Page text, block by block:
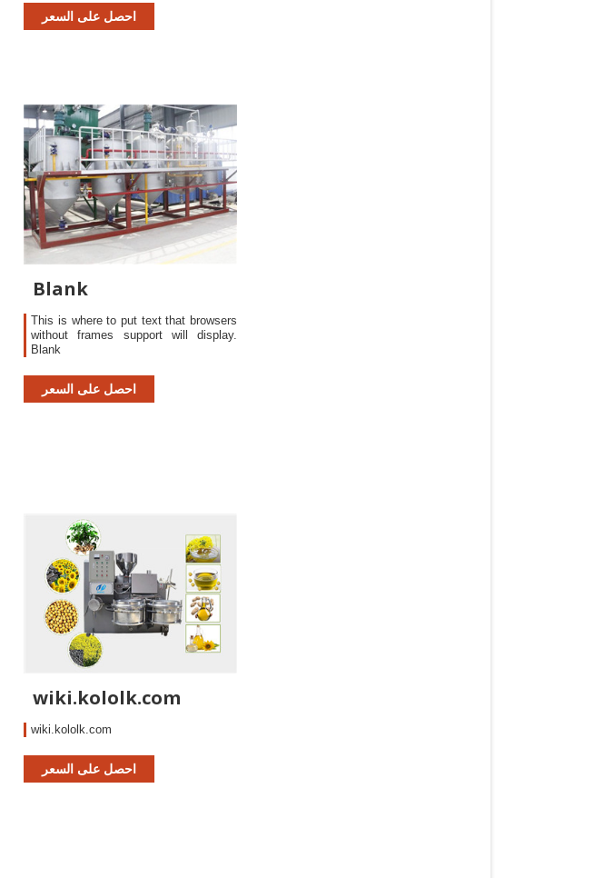
by
احصل على السعر
Blank
This is where to put text that browsers
without frames support will display.
Blank
احصل على السعر
wiki.kololk.com
wiki.kololk.com
احصل على السعر